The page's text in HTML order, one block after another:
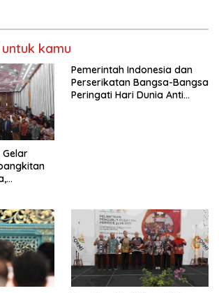
RUU Ketenagakerjaan Baru.
kamu
&
“Urgensi
dan
dalam
Pemerintah Indonesia dan
Perserikatan Bangsa-Bangsa
Peringati Hari Dunia Anti